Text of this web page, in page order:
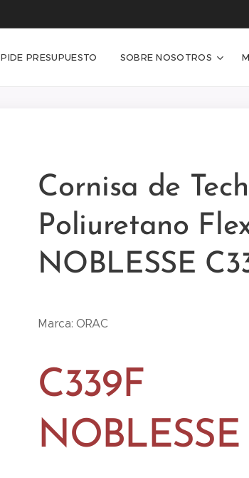
PIDE PRESUPUESTO SOBRE NOSOTROS
Cornisa de
Poliuretano
NOBLESSE
Marca: ORAC
C339F
NOBLESSE